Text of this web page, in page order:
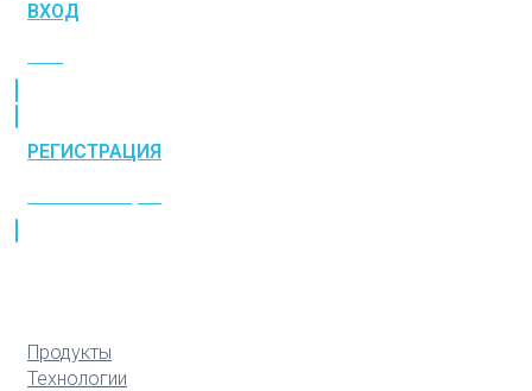
ВХОД
РЕГИСТРАЦИЯ
Продукты
Технологии